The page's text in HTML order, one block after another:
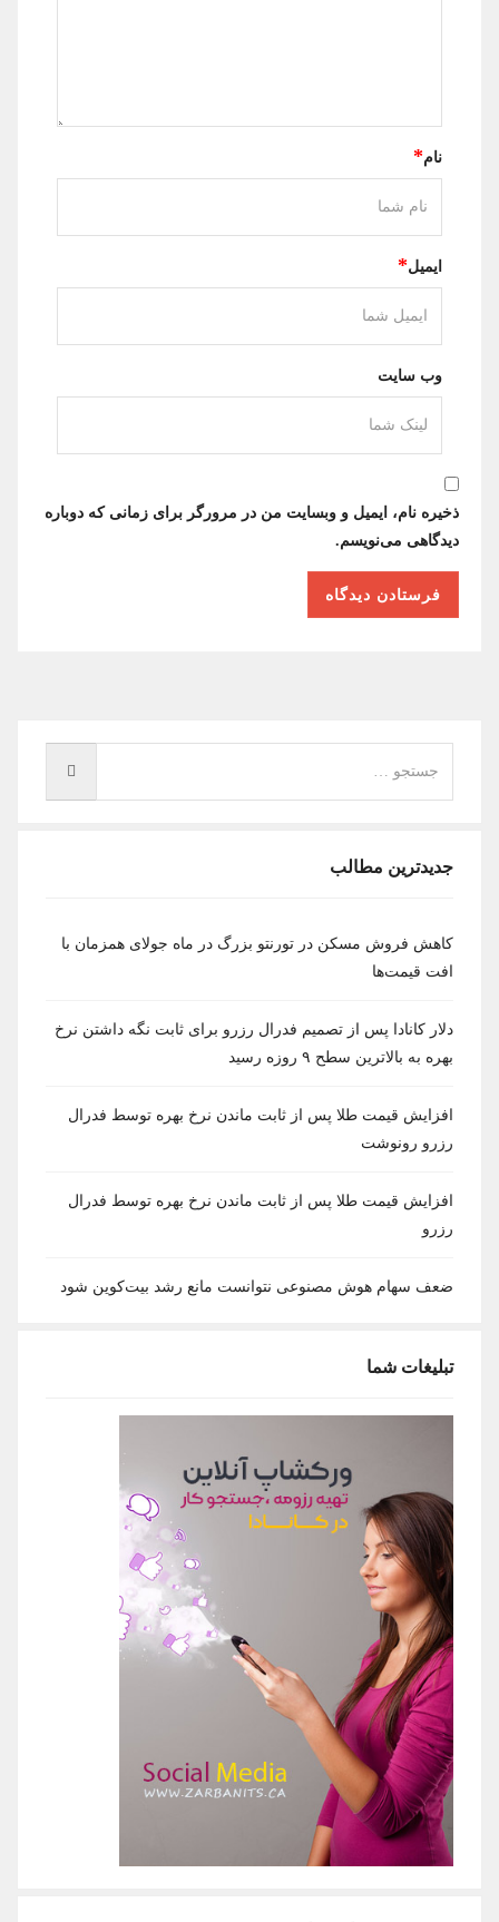
نام*
ایمیل*
وب سایت
ذخیره نام، ایمیل و وبسایت من در مرورگر برای زمانی که دوباره
دیدگاهی می‌نویسم.
جدیدترین مطالب
کاهش فروش مسکن در تورنتو بزرگ در ماه جولای همزمان با
افت قیمت‌ها
دلار کانادا پس از تصمیم فدرال رزرو برای ثابت نگه داشتن نرخ
بهره به بالاترین سطح ۹ روزه رسید
افزایش قیمت طلا پس از ثابت ماندن نرخ بهره توسط فدرال
رزرو رونوشت
افزایش قیمت طلا پس از ثابت ماندن نرخ بهره توسط فدرال
رزرو
ضعف سهام هوش مصنوعی نتوانست مانع رشد بیت‌کوین شود
تبلیغات شما